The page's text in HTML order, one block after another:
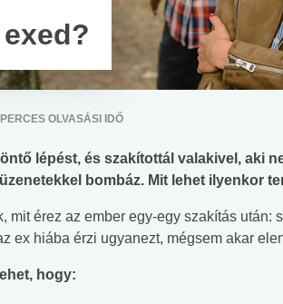
OLVASÁSI IDŐ
lépést, és szakítottál valakivel, aki
bombáz. Mit lehet ilyenkor
mit érez az ember egy-egy szakítás után:
ex hiába érzi ugyanezt, mégsem akar
hogy: